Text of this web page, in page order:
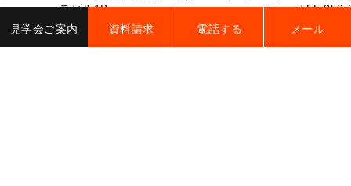
スビル1B
TEL.
059-327-7181
FAX.059-327-7182
TEL.059-
営業時間
見学会ご案内 資料請求 電話する メール